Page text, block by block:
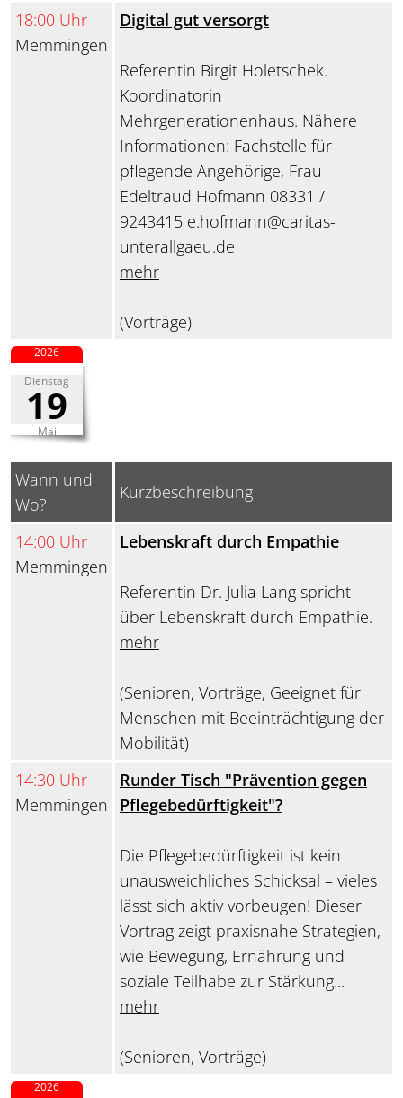
18:00 Uhr
Memmingen
Digital gut versorgt
Referentin Birgit Holetschek.
Koordinatorin
Mehrgenerationenhaus. Nähere
Informationen: Fachstelle für
pflegende Angehörige, Frau
Edeltraud Hofmann 08331 /
9243415 e.hofmann@caritas-
unterallgaeu.de
mehr
(Vorträge)
Dienstag
19
Mai
2026
Wann und
Wo?
Kurzbeschreibung
14:00 Uhr
Memmingen
Lebenskraft durch Empathie
Referentin Dr. Julia Lang spricht
über Lebenskraft durch Empathie.
mehr
(Senioren, Vorträge, Geeignet für
Menschen mit Beeinträchtigung der
Mobilität)
14:30 Uhr
Memmingen
Runder Tisch "Prävention gegen
Pflegebedürftigkeit"?
Die Pflegebedürftigkeit ist kein
unausweichliches Schicksal – vieles
lässt sich aktiv vorbeugen! Dieser
Vortrag zeigt praxisnahe Strategien,
wie Bewegung, Ernährung und
soziale Teilhabe zur Stärkung...
mehr
(Senioren, Vorträge)
2026